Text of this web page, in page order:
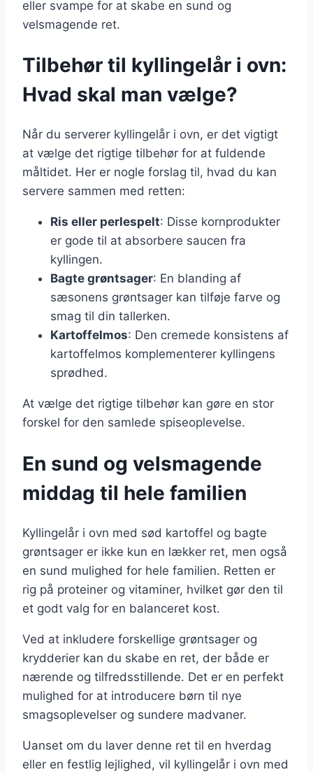
eller svampe for at skabe en sund og
velsmagende ret.
Tilbehør til kyllingelår i ovn:
Hvad skal man vælge?
Når du serverer kyllingelår i ovn, er det vigtigt
at vælge det rigtige tilbehør for at fuldende
måltidet. Her er nogle forslag til, hvad du kan
servere sammen med retten:
Ris eller perlespelt: Disse kornprodukter
er gode til at absorbere saucen fra
kyllingen.
Bagte grøntsager: En blanding af
sæsonens grøntsager kan tilføje farve og
smag til din tallerken.
Kartoffelmos: Den cremede konsistens af
kartoffelmos komplementerer kyllingens
sprødhed.
At vælge det rigtige tilbehør kan gøre en stor
forskel for den samlede spiseoplevelse.
En sund og velsmagende
middag til hele familien
Kyllingelår i ovn med sød kartoffel og bagte
grøntsager er ikke kun en lækker ret, men også
en sund mulighed for hele familien. Retten er
rig på proteiner og vitaminer, hvilket gør den til
et godt valg for en balanceret kost.
Ved at inkludere forskellige grøntsager og
krydderier kan du skabe en ret, der både er
nærende og tilfredsstillende. Det er en perfekt
mulighed for at introducere børn til nye
smagsoplevelser og sundere madvaner.
Uanset om du laver denne ret til en hverdag
eller en festlig lejlighed, vil kyllingelår i ovn med